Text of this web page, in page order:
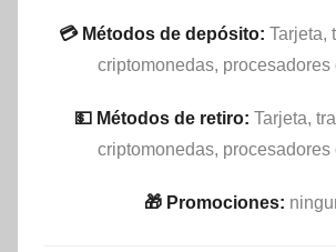
💳 Métodos de depósito: Tarjeta,
criptomonedas, procesadores
💵​ Métodos de retiro: Tarjeta,
criptomonedas, procesadores
🎁 Promociones: